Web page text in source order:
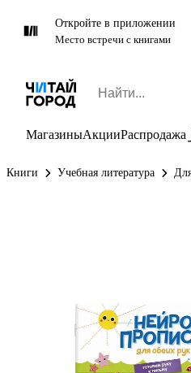
Откройте в приложении
Место встречи с книгами
МагазиныАкцииРаспродажа
Книги Учебная литература